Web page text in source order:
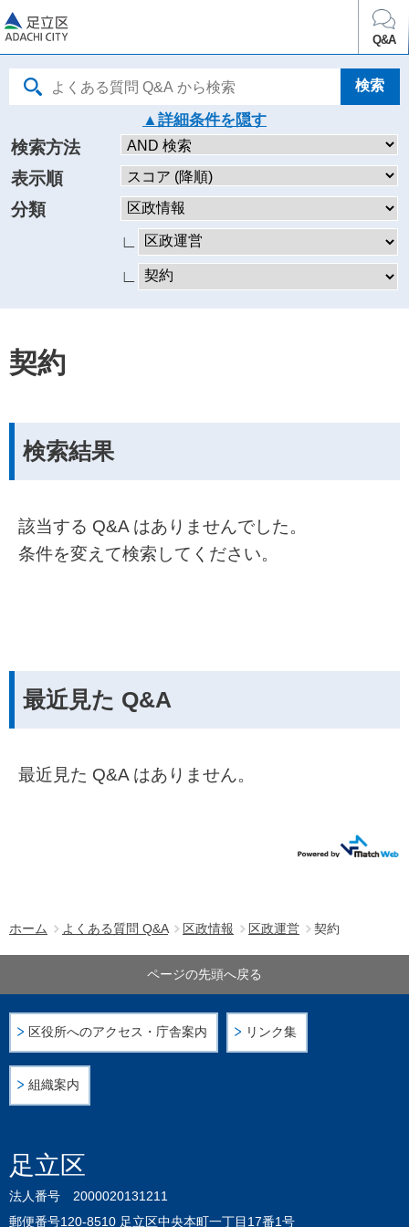
Q&A
詳細条件を
検索方法
表示順
分類
∟
∟
ホーム よくある質問 Q&A 区政情報 区政運営 契約
契約
検索結果
該当する Q&A はありませんでした。
条件を変えて検索してください。
最近見た Q&A
最近見た Q&A はありません。
足立区
法人番号 2000020131211
郵便番号120-8510 足立区中央本町一丁目17番1号
区役所へのアクセス・庁舎案内 リンク集
組織案内
ページの先頭へ戻る